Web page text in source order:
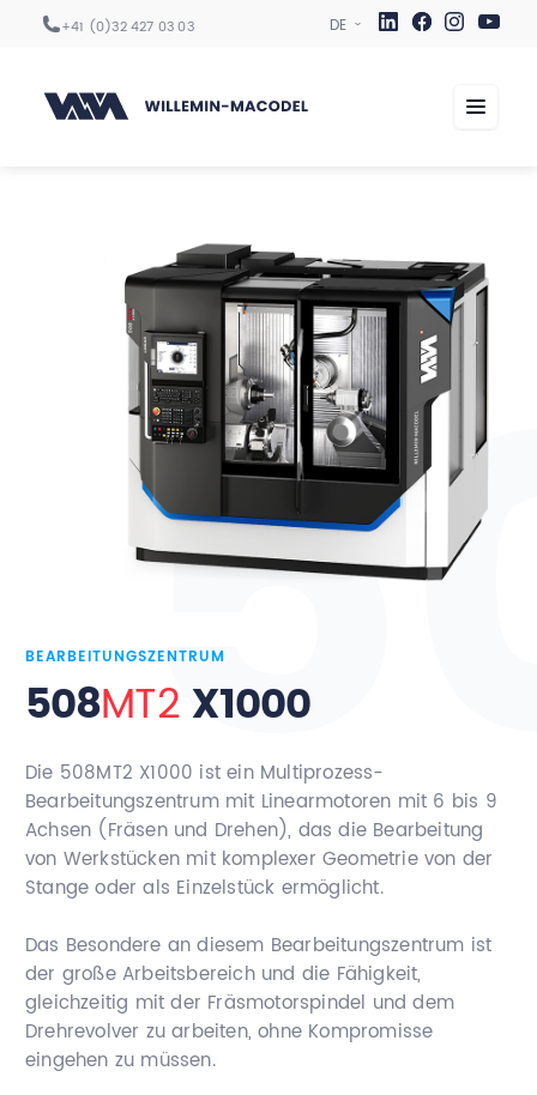
+41 (0)32 427 03 03
Automation
Digitalisierung
Karriere
BEARBEITUNGSZENTRUM
508MT2 X1000
Die 508MT2 X1000 ist ein Multiprozess-
Bearbeitungszentrum mit Linearmotoren mit 6 bis 9
Achsen (Fräsen und Drehen), das die Bearbeitung
von Werkstücken mit komplexer Geometrie von der
Stange oder als Einzelstück ermöglicht.
Das Besondere an diesem Bearbeitungszentrum ist
der große Arbeitsbereich und die Fähigkeit,
gleichzeitig mit der Fräsmotorspindel und dem
Drehrevolver zu arbeiten, ohne Kompromisse
eingehen zu müssen.